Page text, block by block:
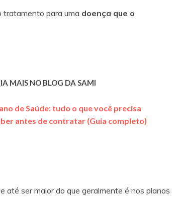
tratamento para uma doença que o
MAIS NO BLOG DA SAMI
de Saúde: tudo o que você precisa
antes de contratar (Guia completo)
até ser maior do que geralmente é nos planos